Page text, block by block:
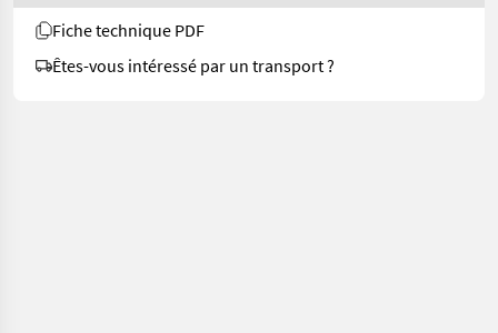
Fiche technique PDF
Êtes-vous intéressé par un transport ?